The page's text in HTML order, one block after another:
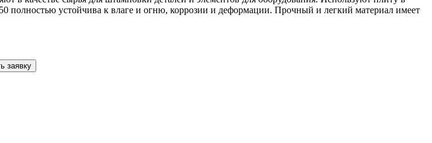
полностью устойчива к влаге и огню, коррозии и деформации. Прочный и легкий материал имеет